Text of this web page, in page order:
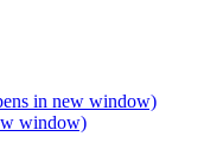
in new window)
window)